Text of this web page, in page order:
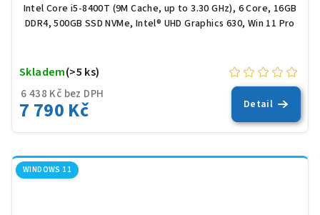
Intel Core i5-8400T (9M Cache, up to 3.30 GHz), 6 Core, 16GB
DDR4, 500GB SSD NVMe, Intel® UHD Graphics 630, Win 11 Pro
6 438 Kč bez DPH
7 790 Kč
Skladem(>5 ks)
Detail
WINDOWS 11